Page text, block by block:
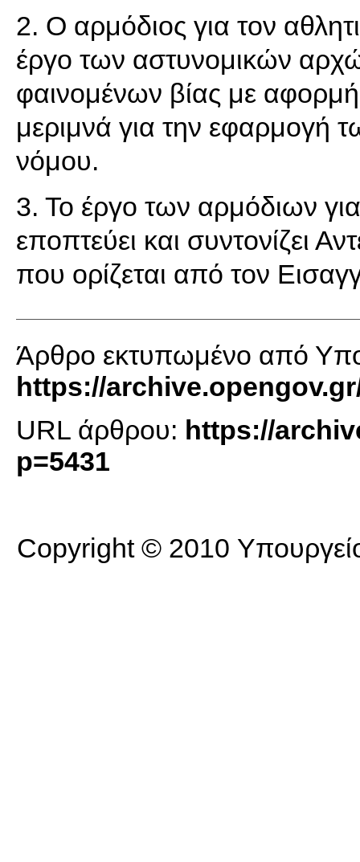
2. Ο αρμόδιος για τον
έργο των αστυνομικών
φαινομένων βίας με αφορμή
μεριμνά για την εφαρμογή
νόμου.
3. Το έργο των αρμόδιων
εποπτεύει και συντονίζει
που ορίζεται από τον
Άρθρο εκτυπωμένο από
https://
URL άρθρου: https://
p=5431
Copyright © 2010